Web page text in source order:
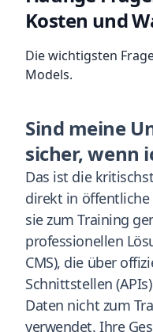
Kosten und
Die wichtigsten
Models.
Sind meine
sicher, wenn
Das ist die
direkt in öffentliche
sie zum Training
professionellen
CMS), die über
Schnittstellen
Daten nicht zum
verwendet. Ihre